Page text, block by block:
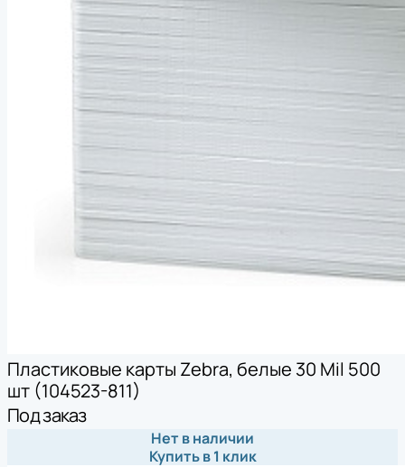
Пластиковые карты Zebra, белые 30 Mil 500
шт (104523-811)
Под заказ
Нет в наличии
Купить в 1 клик